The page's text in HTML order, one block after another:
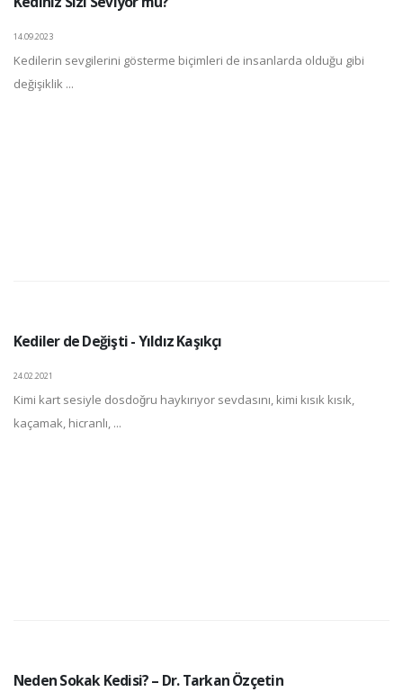
14.09.2023
Kedilerin sevgilerini gösterme biçimleri de insanlarda olduğu gibi
değişiklik ...
Kediler de Değişti - Yıldız Kaşıkçı
24.02.2021
Kimi kart sesiyle dosdoğru haykırıyor sevdasını, kimi kısık kısık,
kaçamak, hicranlı, ...
Neden Sokak Kedisi? – Dr. Tarkan Özçetin